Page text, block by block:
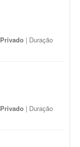
Privado | Duração
Privado | Duração